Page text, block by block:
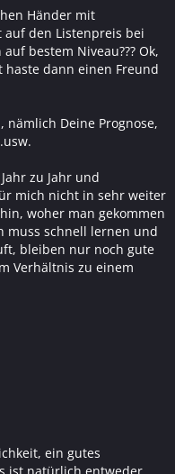
Händer mit
auf den Listenpreis bei
bestem Niveau??? Ok,
haste dann einen Freund
Deine Prognose,
zu Jahr und
mich nicht in sehr weiter
woher man gekommen
muss schnell lernen und
bleiben nur noch gute
Verhältnis zu einem
ein gutes